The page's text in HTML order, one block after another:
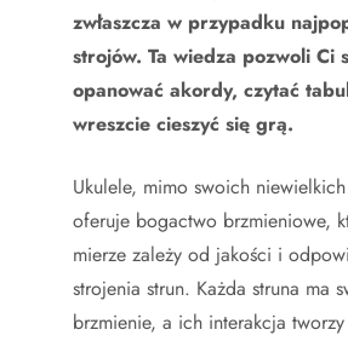
zwłaszcza w przypadku
strojów. Ta wiedza pozwoli Ci
opanować akordy, czytać
wreszcie cieszyć się grą.
Ukulele, mimo swoich
oferuje bogactwo brzmieniowe,
mierze zależy od jakości i
strojenia strun. Każda struna ma
brzmienie, a ich interakcja tworzy